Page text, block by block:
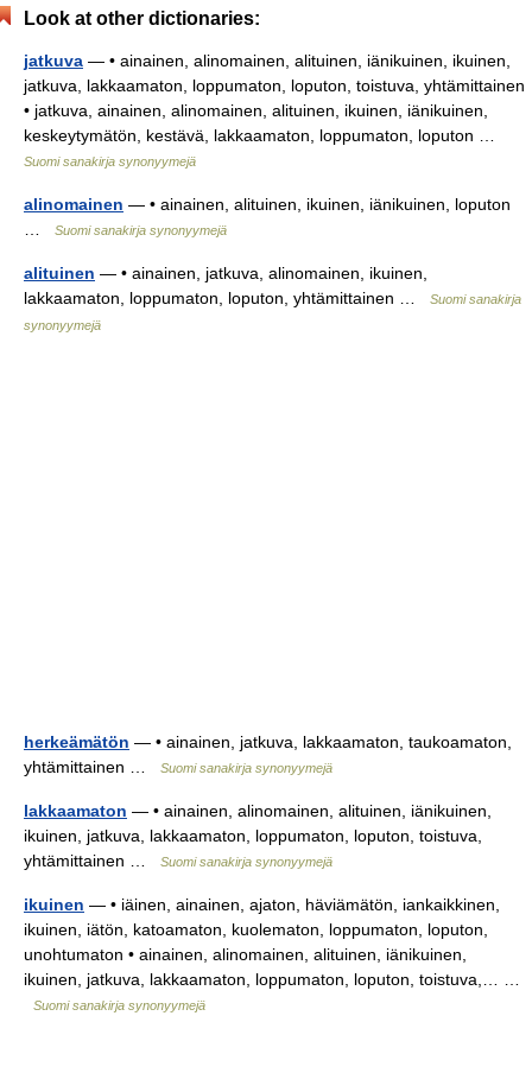
Look at other dictionaries:
jatkuva — • ainainen, alinomainen, alituinen, iänikuinen, ikuinen,
jatkuva, lakkaamaton, loppumaton, loputon, toistuva, yhtämittainen
• jatkuva, ainainen, alinomainen, alituinen, ikuinen, iänikuinen,
keskeytymätön, kestävä, lakkaamaton, loppumaton, loputon …
Suomi sanakirja synonyymejä
alinomainen — • ainainen, alituinen, ikuinen, iänikuinen, loputon
Suomi sanakirja synonyymejä
alituinen — • ainainen, jatkuva, alinomainen, ikuinen,
lakkaamaton, loppumaton, loputon, yhtämittainen …
Suomi sanakirja
synonyymejä
herkeämätön — • ainainen, jatkuva, lakkaamaton, taukoamaton,
yhtämittainen …
Suomi sanakirja synonyymejä
lakkaamaton — • ainainen, alinomainen, alituinen, iänikuinen,
ikuinen, jatkuva, lakkaamaton, loppumaton, loputon, toistuva,
yhtämittainen …
Suomi sanakirja synonyymejä
ikuinen — • iäinen, ainainen, ajaton, häviämätön, iankaikkinen,
ikuinen, iätön, katoamaton, kuolematon, loppumaton, loputon,
unohtumaton • ainainen, alinomainen, alituinen, iänikuinen,
ikuinen, jatkuva, lakkaamaton, loppumaton, loputon, toistuva,… …
Suomi sanakirja synonyymejä